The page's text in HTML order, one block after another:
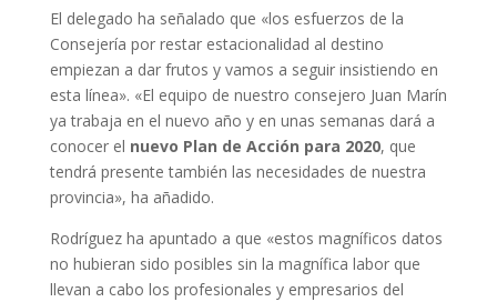
El delegado ha señalado que «los esfuerzos de la
Consejería por restar estacionalidad al destino
empiezan a dar frutos y vamos a seguir insistiendo en
esta línea». «El equipo de nuestro consejero Juan Marín
ya trabaja en el nuevo año y en unas semanas dará a
conocer el nuevo Plan de Acción para 2020, que
tendrá presente también las necesidades de nuestra
provincia», ha añadido.
Rodríguez ha apuntado a que «estos magníficos datos
no hubieran sido posibles sin la magnífica labor que
llevan a cabo los profesionales y empresarios del